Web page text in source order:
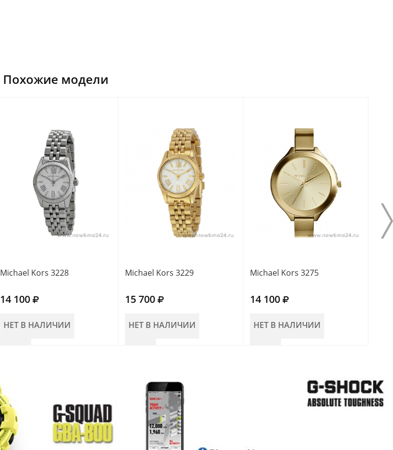
Похожие модели
Michael Kors 3228
14 100
НЕТ В НАЛИЧИИ
Michael Kors 3229
15 700
НЕТ В НАЛИЧИИ
Michael Kors 3275
14 100
НЕТ В НАЛИЧИИ